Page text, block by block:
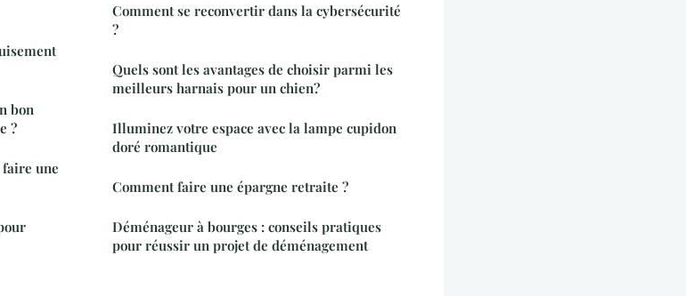
bon
?
une
Comment se reconvertir dans la cybersécurité
?
Quels sont les avantages de choisir parmi les
meilleurs harnais pour un chien?
Illuminez votre espace avec la lampe cupidon
doré romantique
Comment faire une épargne retraite ?
Déménageur à bourges : conseils pratiques
pour réussir un projet de déménagement